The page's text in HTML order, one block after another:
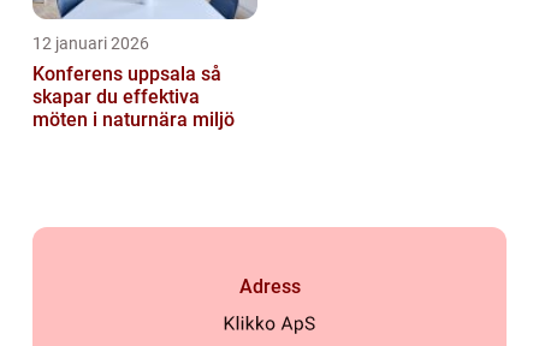
12 januari 2026
Konferens uppsala så
skapar du effektiva
möten i naturnära miljö
Adress